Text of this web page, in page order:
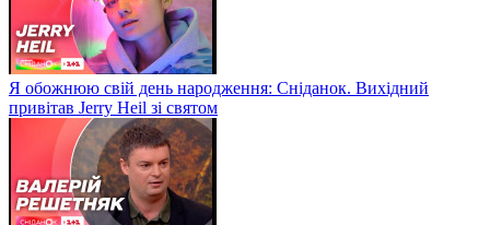
Я обожнюю свій день народження: Сніданок. Вихідний
привітав Jerry Heil зі святом